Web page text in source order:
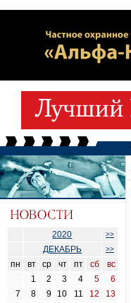
2020 >>
ДЕКАБРЬ >>
пн вт ср чт пт сб
вс
1
2 3 4 5
6
7
8 9 10 11 12
13